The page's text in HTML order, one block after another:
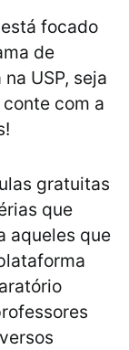
focado
de
USP, seja
com a
gratuitas
que
aqueles que